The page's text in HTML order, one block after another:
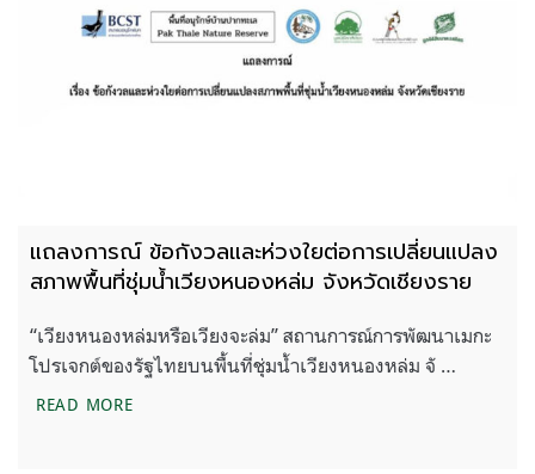
แถลงการณ์ ข้อกังวลและห่วงใยต่อการเปลี่ยนแปลง
สภาพพื้นที่ชุ่มน้ำเวียงหนองหล่ม จังหวัดเชียงราย
“เวียงหนองหล่มหรือเวียงจะล่ม” สถานการณ์การพัฒนาเมกะ
โปรเจกต์ของรัฐไทยบนพื้นที่ชุ่มน้ำเวียงหนองหล่ม จั …
READ MOREแถลงการณ์ ข้อกังวลและห่วงใยต่อการเปลี่ยนแปลงส